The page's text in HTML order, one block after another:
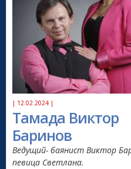
| 12.02.2024 |
Тамада Виктор
Баринов
Ведущий- баянист Виктор
певица Светлана.